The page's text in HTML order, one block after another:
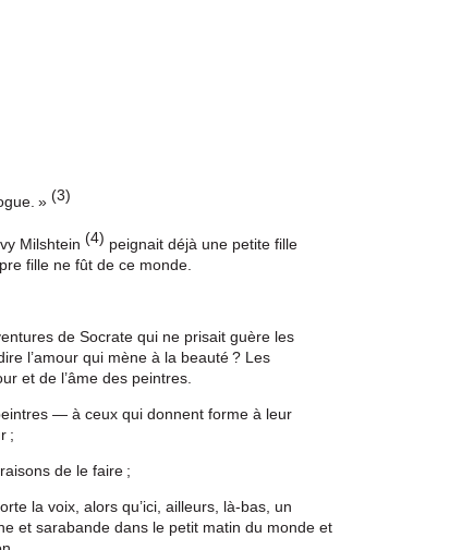
»(3)
Milshtein (4) peignait déjà une petite fille
fille ne fût de ce monde.
de Socrate qui ne prisait guère les
l’amour qui mène à la beauté ? Les
et de l’âme des peintres.
— à ceux qui donnent forme à leur
;
de le faire ;
la voix, alors qu’ici, ailleurs, là-bas, un
et sarabande dans le petit matin du monde et